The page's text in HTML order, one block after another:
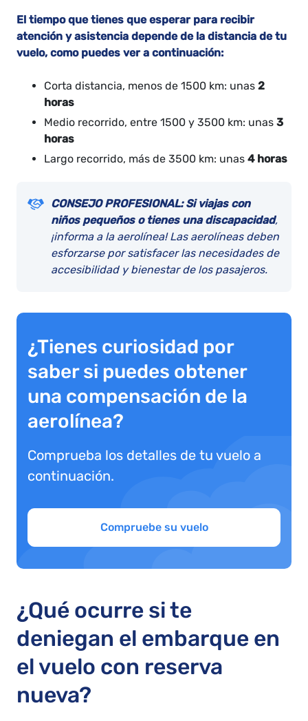
El tiempo que tienes que esperar para recibir
atención y asistencia depende de la distancia de tu
vuelo, como puedes ver a continuación:
Corta distancia, menos de 1500 km: unas 2
horas
Medio recorrido, entre 1500 y 3500 km: unas 3
horas
Largo recorrido, más de 3500 km: unas 4 horas
CONSEJO PROFESIONAL: Si viajas con
niños pequeños o tienes una discapacidad,
¡informa a la aerolínea! Las aerolíneas deben
esforzarse por satisfacer las necesidades de
accesibilidad y bienestar de los pasajeros.
¿Tienes curiosidad por
saber si puedes obtener
una compensación de la
aerolínea?
Comprueba los detalles de tu vuelo a
continuación.
Compruebe su vuelo
¿Qué ocurre si te
deniegan el embarque en
el vuelo con reserva
nueva?